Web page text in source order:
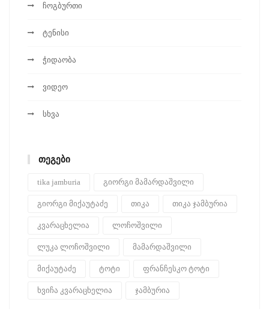
ჩოგბურთი
ტენისი
ჭიდაობა
ვიდეო
სხვა
ᲗᲔᲒᲔᲑᲘ
tika jamburia გიორგი მამარდაშვილი
გიორგი მიქაუტაძე თიკა თიკა ჯამბურია
კვარაცხელია ლოჩოშვილი
ლუკა ლოჩოშვილი მამარდაშვილი
მიქაუტაძე ტოტი ფრანჩესკო ტოტი
ხვიჩა კვარაცხელია ჯამბურია